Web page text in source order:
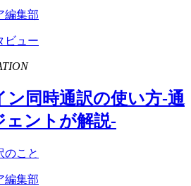
編集部
ビュー
ン同時通訳の使い方-通
ェントが解説-
のこと
編集部